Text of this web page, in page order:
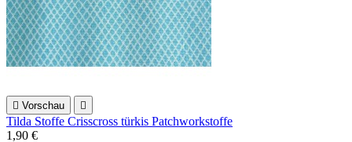
 Vorschau 
Tilda Stoffe Crisscross türkis Patchworkstoffe
1,90 €